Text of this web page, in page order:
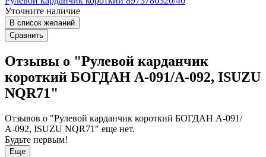
Уточните наличие
В список желаний
Сравнить
Отзывы о "Рулевой карданчик
короткий БОГДАН А-091/А-092, ISUZU
NQR71"
Отзывов о "Рулевой карданчик короткий БОГДАН А-091/
А-092, ISUZU NQR71" еще нет.
Будьте первым!
Еще